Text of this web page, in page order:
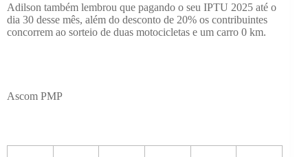
Adilson também lembrou que pagando o seu IPTU 2025 até o
dia 30 desse mês, além do desconto de 20% os contribuintes
concorrem ao sorteio de duas motocicletas e um carro 0 km.
Ascom PMP